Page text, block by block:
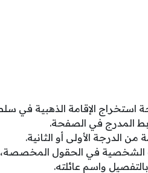
استخراج الإقامة الذهبية في
المدرج في الصفحة.
من الدرجة الأولى أو الثانية.
الشخصية في الحقول
واسم عائلته.